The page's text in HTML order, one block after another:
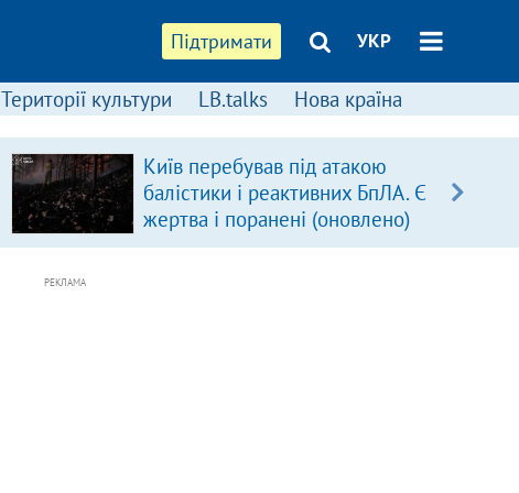
Підтримати УКР
Території культури LB.talks Нова країна
Київ перебував під атакою
балістики і реактивних БпЛА. Є
жертва і поранені (оновлено)
РЕКЛАМА